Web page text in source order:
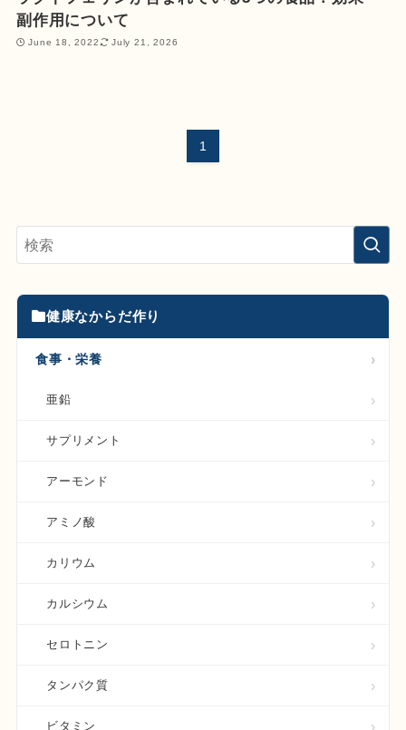
副作用について
June 18, 2022 July 21, 2026
1
健康なからだ作り
食事・栄養
亜鉛
サプリメント
アーモンド
アミノ酸
カリウム
カルシウム
セロトニン
タンパク質
ビタミン